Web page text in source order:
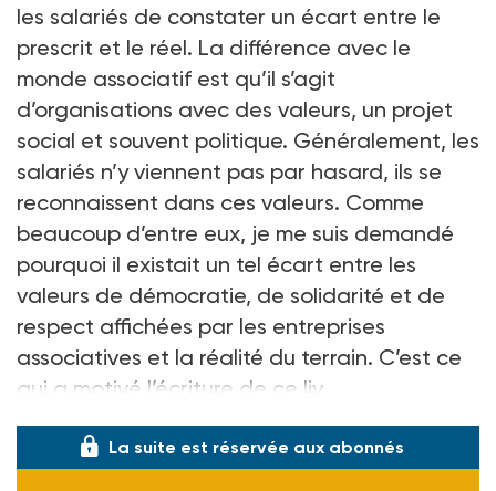
les salariés de constater un écart entre le
prescrit et le réel. La différence avec le
monde associatif est qu’il s’agit
d’organisations avec des valeurs, un projet
social et souvent politique. Généralement, les
salariés n’y viennent pas par hasard, ils se
reconnaissent dans ces valeurs. Comme
beaucoup d’entre eux, je me suis demandé
pourquoi il existait un tel écart entre les
valeurs de démocratie, de solidarité et de
respect affichées par les entreprises
associatives et la réalité du terrain. C’est ce
qui a motivé l’écriture de ce liv
La suite est réservée aux abonnés